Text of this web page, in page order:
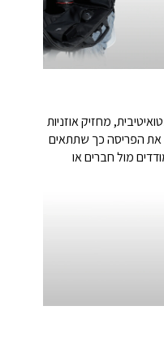
מחזיק אוזניות
הפריסה כך שתתאים
מול חברים או